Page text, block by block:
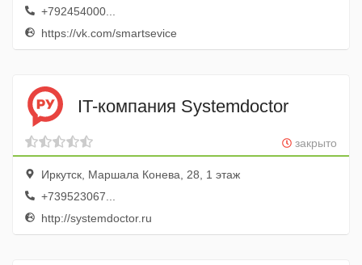
+792454000...
https://vk.com/smartsevice
IT-компания Systemdoctor
закрыто
Иркутск, Маршала Конева, 28, 1 этаж
+739523067...
http://systemdoctor.ru